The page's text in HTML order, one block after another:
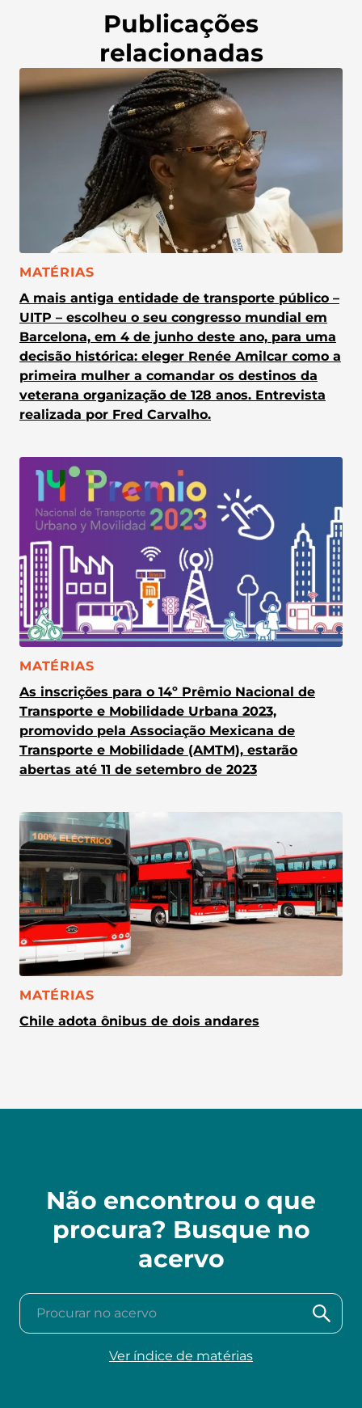
Publicações
relacionadas
CATEGORIA:
MATÉRIAS
A mais antiga entidade de transporte público –
UITP – escolheu o seu congresso mundial em
Barcelona, em 4 de junho deste ano, para uma
decisão histórica: eleger Renée Amilcar como a
primeira mulher a comandar os destinos da
veterana organização de 128 anos. Entrevista
realizada por Fred Carvalho.
CATEGORIA:
MATÉRIAS
As inscrições para o 14º Prêmio Nacional de
Transporte e Mobilidade Urbana 2023,
promovido pela Associação Mexicana de
Transporte e Mobilidade (AMTM), estarão
abertas até 11 de setembro de 2023
CATEGORIA:
MATÉRIAS
Chile adota ônibus de dois andares
Não encontrou o que
procura? Busque no
acervo
Procurar no acervo
Ver índice de matérias